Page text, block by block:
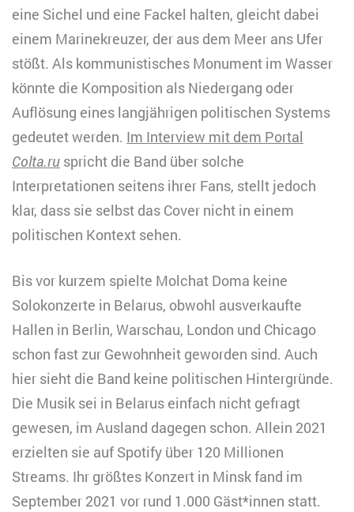
eine Sichel und eine Fackel halten, gleicht dabei
einem Marinekreuzer, der aus dem Meer ans Ufer
stößt. Als kommunistisches Monument im Wasser
könnte die Komposition als Niedergang oder
Auflösung eines langjährigen politischen Systems
gedeutet werden. Im Interview mit dem Portal
Colta.ru spricht die Band über solche
Interpretationen seitens ihrer Fans, stellt jedoch
klar, dass sie selbst das Cover nicht in einem
politischen Kontext sehen.
Bis vor kurzem spielte Molchat Doma keine
Solokonzerte in Belarus, obwohl ausverkaufte
Hallen in Berlin, Warschau, London und Chicago
schon fast zur Gewohnheit geworden sind. Auch
hier sieht die Band keine politischen Hintergründe.
Die Musik sei in Belarus einfach nicht gefragt
gewesen, im Ausland dagegen schon. Allein 2021
erzielten sie auf Spotify über 120 Millionen
Streams. Ihr größtes Konzert in Minsk fand im
September 2021 vor rund 1.000 Gäst*innen statt.